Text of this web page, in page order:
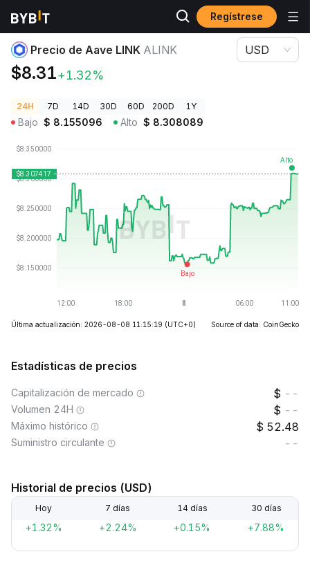
Regístrese
Precios de Criptomonedas Precio de Aave LINK ALINK
Precio de Aave LINK ALINK
$8.31+1.32%
USD
24H 7D 14D 30D 60D 200D 1Y
Bajo $ 8.155096 Alto $ 8.308089
Última actualización: 2026-08-08 11:15:19 (UTC+0) Source of data: CoinGecko
Estadísticas de precios
Capitalización de mercado --
Volumen 24H --
Máximo histórico 52.48
Suministro circulante --
Historial de precios (USD)
Hoy 7 días 14 días 30 días
+1.32% +2.24% +0.15% +7.88%